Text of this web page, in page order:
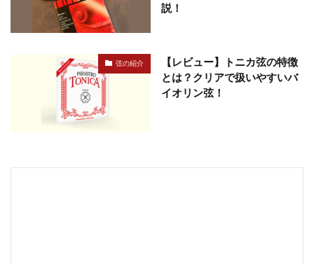
説！
弦の紹介
【レビュー】トニカ弦の特徴
とは？クリアで扱いやすいバ
イオリン弦！